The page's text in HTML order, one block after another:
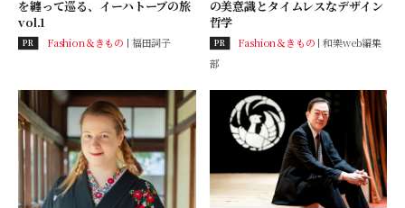
を纏って巡る、イーハトーブの旅
vol.1
PR Fashion＆きもの 福田詞子
の美意識とタイムレスなデザイン
哲学
PR Fashion＆きもの 和樂web編集
部